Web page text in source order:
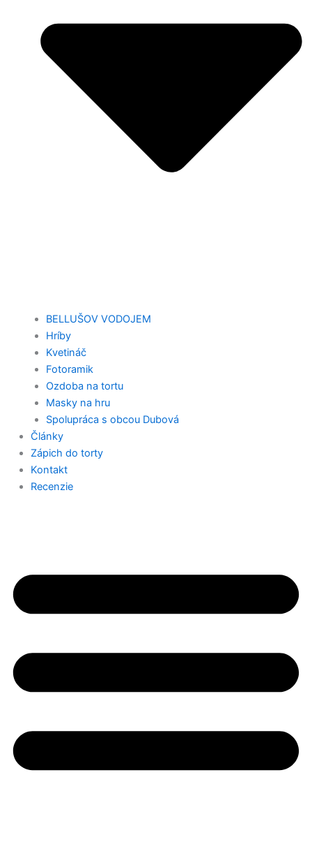
BELLUŠOV VODOJEM
Hríby
Kvetináč
Fotoramik
Ozdoba na tortu
Masky na hru
Spolupráca s obcou Dubová
Články
Zápich do torty
Kontakt
Recenzie